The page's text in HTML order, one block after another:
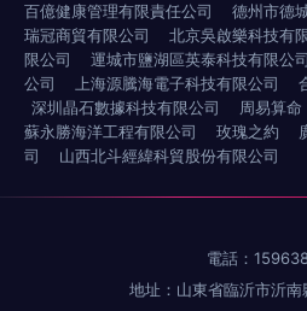
百億健康管理有限責任公司
德州市德
瑞冠商貿有限公司
北京吳啟樂科技有
限公司
運城市鹽湖區英泰科技有限公司
公司
上海源騰海電子科技有限公司
深圳晶石數據科技有限公司
周易算命
蘇永勝海洋工程有限公司
玫瑰之約
司
山西北斗經緯科貿股份有限公司
電話：
地址：山東省臨沂市沂